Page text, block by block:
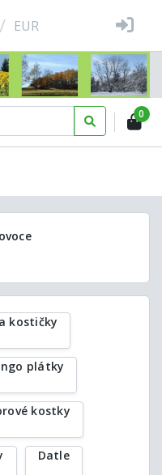
/ EUR
0
kostičky
plátky
kostky
Datle